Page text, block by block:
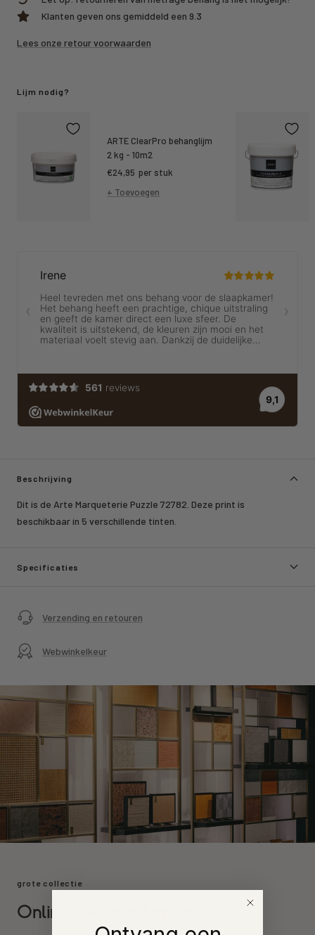
Klanten geven ons gemiddeld een 9.3
Lees onze retour voorwaarden
Beschrijving
Dit is de Arte Marqueterie Puzzle 72782. Deze print is
beschikbaar in 5 verschillende tinten.
Specificaties
Verzending en retouren
Webwinkelkeur
Lijm nodig?
ARTE ClearPro behanglijm
2 kg - 10m2
Kortings
prijs
€24,95 per stuk
+ Toevoegen
grote collectie
Online behang kopen